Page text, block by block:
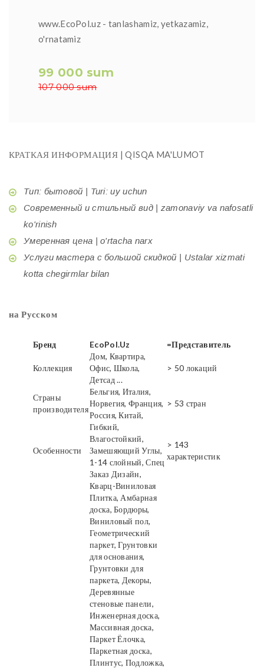
www.EcoPol.uz - tanlashamiz, yetkazamiz,
o'rnatamiz
99 000 sum
107 000 sum
КРАТКАЯ ИНФОРМАЦИЯ | QISQA MA'LUMOT
Тип: бытовой | Turi: uy uchun
Современный и стильный вид | zamonaviy va nafosatli
ko'rinish
Умеренная цена | o'rtacha narx
Услуги мастера с большой скидкой | Ustalar xizmati
kotta chegirmlar bilan
на Русском
Бренд EcoPol.Uz =Представитель
Коллекция
Дом, Квартира,
Офис, Школа,
Детсад ...
> 50 локаций
Страны
производителя
Бельгия, Италия,
Норвегия, Франция,
Россия, Китай,
> 53 стран
Особенности
Гибкий,
Влагостойкий,
Замешяющий Углы,
1-14 слойный, Спец
Заказ Дизайн,
> 143
характеристик
Кварц-Виниловая
Плитка, Амбарная
доска, Бордюры,
Виниловый пол,
Геометрический
паркет, Грунтовки
для основания,
Грунтовки для
паркета, Декоры,
Деревянные
стеновые панели,
Инженерная доска,
Массивная доска,
Паркет Ёлочка,
Паркетная доска,
Плинтус, Подложка,